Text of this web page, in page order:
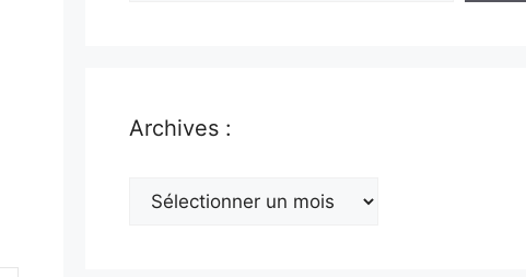
Archives :
Archives